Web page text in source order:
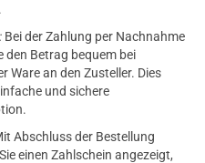
Bei der Zahlung per Nachnahme
den Betrag bequem bei
Ware an den Zusteller. Dies
und sichere
Abschluss der Bestellung
einen Zahlschein angezeigt,